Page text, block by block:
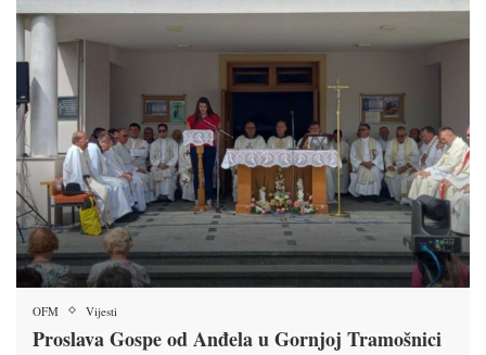
OFM Vijesti
Proslava Gospe od Anđela u Gornjoj Tramošnici